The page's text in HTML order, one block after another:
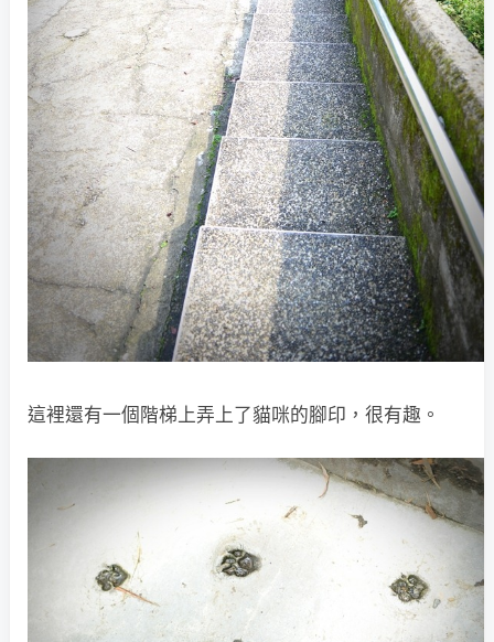
這裡還有一個階梯上弄上了貓咪的腳印，很有趣。